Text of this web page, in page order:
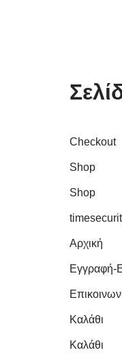
Checkout
Shop
Shop
Αρχική
Εγγραφή-
Καλάθι
Καλάθι